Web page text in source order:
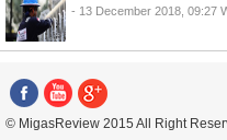
- 13 December 2018, 09:27
© MigasReview 2015 All Right